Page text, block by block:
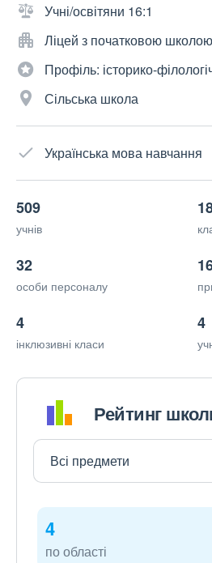
Учні/освітяни 16:1
Ліцей з початковою школою
Профіль: історико-
Сільська школа
Українська мова навчання
509
учнів
32
особи персоналу
4
інклюзивні класи
4
Рейтинг
4
по області